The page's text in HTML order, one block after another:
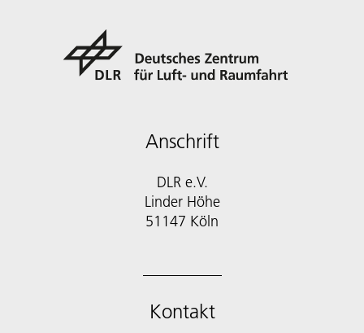
Anschrift
DLR e.V.
Linder Höhe
51147 Köln
Kontakt